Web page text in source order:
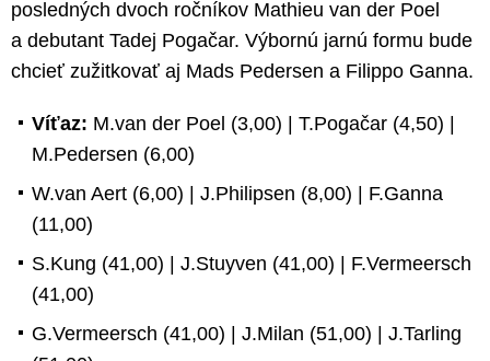
posledných dvoch ročníkov Mathieu van der Poel
a debutant Tadej Pogačar. Výbornú jarnú formu bude
chcieť zužitkovať aj Mads Pedersen a Filippo Ganna.
Víťaz: M.van der Poel (3,00) | T.Pogačar (4,50) |
M.Pedersen (6,00)
W.van Aert (6,00) | J.Philipsen (8,00) | F.Ganna
(11,00)
S.Kung (41,00) | J.Stuyven (41,00) | F.Vermeersch
(41,00)
G.Vermeersch (41,00) | J.Milan (51,00) | J.Tarling